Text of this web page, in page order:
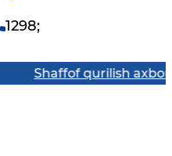
1298;
Shaffof qurilish axborot